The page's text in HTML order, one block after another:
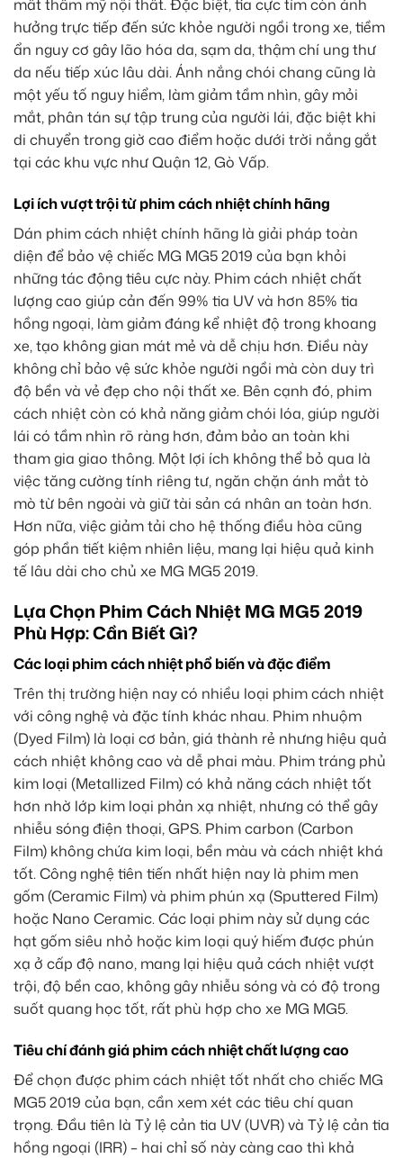
mất thẩm mỹ nội thất. Đặc biệt, tia cực tím còn ảnh
hưởng trực tiếp đến sức khỏe người ngồi trong xe, tiềm
ẩn nguy cơ gây lão hóa da, sạm da, thậm chí ung thư
da nếu tiếp xúc lâu dài. Ánh nắng chói chang cũng là
một yếu tố nguy hiểm, làm giảm tầm nhìn, gây mỏi
mắt, phân tán sự tập trung của người lái, đặc biệt khi
di chuyển trong giờ cao điểm hoặc dưới trời nắng gắt
tại các khu vực như Quận 12, Gò Vấp.
Lợi ích vượt trội từ phim cách nhiệt chính hãng
Dán phim cách nhiệt chính hãng là giải pháp toàn
diện để bảo vệ chiếc MG MG5 2019 của bạn khỏi
những tác động tiêu cực này. Phim cách nhiệt chất
lượng cao giúp cản đến 99% tia UV và hơn 85% tia
hồng ngoại, làm giảm đáng kể nhiệt độ trong khoang
xe, tạo không gian mát mẻ và dễ chịu hơn. Điều này
không chỉ bảo vệ sức khỏe người ngồi mà còn duy trì
độ bền và vẻ đẹp cho nội thất xe. Bên cạnh đó, phim
cách nhiệt còn có khả năng giảm chói lóa, giúp người
lái có tầm nhìn rõ ràng hơn, đảm bảo an toàn khi
tham gia giao thông. Một lợi ích không thể bỏ qua là
việc tăng cường tính riêng tư, ngăn chặn ánh mắt tò
mò từ bên ngoài và giữ tài sản cá nhân an toàn hơn.
Hơn nữa, việc giảm tải cho hệ thống điều hòa cũng
góp phần tiết kiệm nhiên liệu, mang lại hiệu quả kinh
tế lâu dài cho chủ xe MG MG5 2019.
Lựa Chọn Phim Cách Nhiệt MG MG5 2019
Phù Hợp: Cần Biết Gì?
Các loại phim cách nhiệt phổ biến và đặc điểm
Trên thị trường hiện nay có nhiều loại phim cách nhiệt
với công nghệ và đặc tính khác nhau. Phim nhuộm
(Dyed Film) là loại cơ bản, giá thành rẻ nhưng hiệu quả
cách nhiệt không cao và dễ phai màu. Phim tráng phủ
kim loại (Metallized Film) có khả năng cách nhiệt tốt
hơn nhờ lớp kim loại phản xạ nhiệt, nhưng có thể gây
nhiễu sóng điện thoại, GPS. Phim carbon (Carbon
Film) không chứa kim loại, bền màu và cách nhiệt khá
tốt. Công nghệ tiên tiến nhất hiện nay là phim men
gốm (Ceramic Film) và phim phún xạ (Sputtered Film)
hoặc Nano Ceramic. Các loại phim này sử dụng các
hạt gốm siêu nhỏ hoặc kim loại quý hiếm được phún
xạ ở cấp độ nano, mang lại hiệu quả cách nhiệt vượt
trội, độ bền cao, không gây nhiễu sóng và có độ trong
suốt quang học tốt, rất phù hợp cho xe MG MG5.
Tiêu chí đánh giá phim cách nhiệt chất lượng cao
Để chọn được phim cách nhiệt tốt nhất cho chiếc MG
MG5 2019 của bạn, cần xem xét các tiêu chí quan
trọng. Đầu tiên là Tỷ lệ cản tia UV (UVR) và Tỷ lệ cản tia
hồng ngoại (IRR) – hai chỉ số này càng cao thì khả